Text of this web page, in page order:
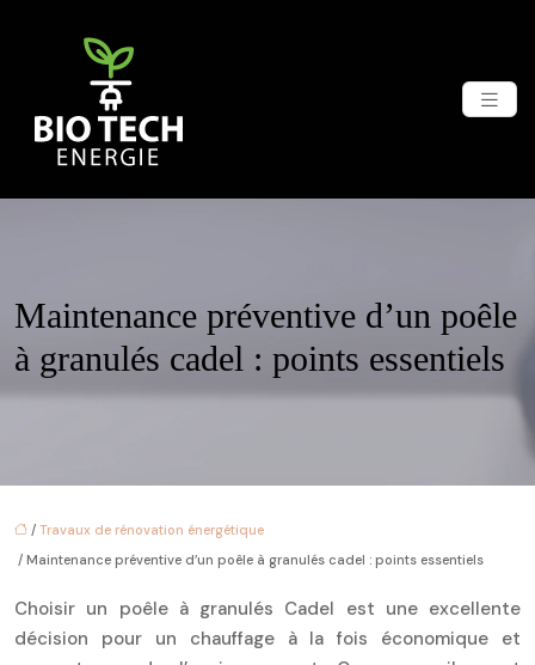
Maintenance préventive d’un poêle
à granulés cadel : points essentiels
/ Travaux de rénovation énergétique
/ Maintenance préventive d’un poêle à granulés cadel : points essentiels
Choisir un poêle à granulés Cadel est une excellente
décision pour un chauffage à la fois économique et